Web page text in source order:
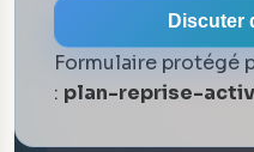
Discuter
Formulaire protégé
: plan-reprise-